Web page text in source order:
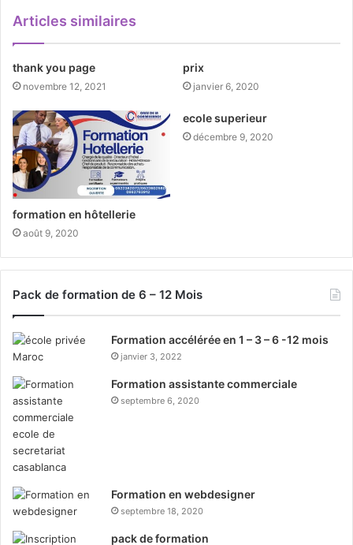
Articles similaires
thank you page
novembre 12, 2021
prix
janvier 6, 2020
formation en hôtellerie
août 9, 2020
ecole superieur
décembre 9, 2020
Pack de formation de 6 – 12 Mois
Formation accélérée en 1 – 3 – 6 -12 mois
janvier 3, 2022
Formation assistante commerciale
septembre 6, 2020
Formation en webdesigner
septembre 18, 2020
pack de formation